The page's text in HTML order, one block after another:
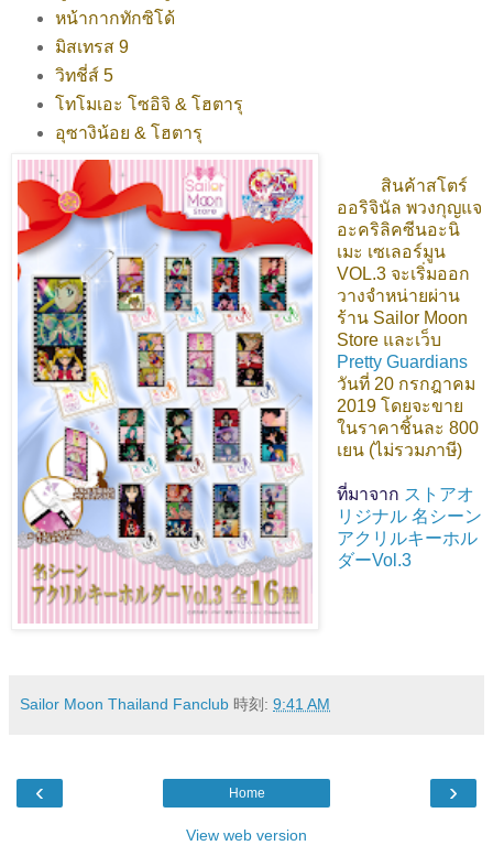
หน้ากากทักซิโด้
มิสเทรส 9
วิทชี่ส์ 5
โทโมเอะ โซอิจิ & โฮตารุ
อุซางิน้อย & โฮตารุ
สินค้าสโตร์
ออริจินัล พวงกุญแจ
อะคริลิคซีนอะนิ
เมะ เซเลอร์มูน
VOL.3 จะเริ่มออก
วางจำหน่ายผ่าน
ร้าน Sailor Moon
Store และเว็บ
Pretty Guardians
วันที่ 20 กรกฎาคม
2019 โดยจะขาย
ในราคาชิ้นละ 800
เยน (ไม่รวมภาษี)
ที่มาจาก ストアオ
リジナル 名シーン
アクリルキーホル
ダーVol.3
Sailor Moon Thailand Fanclub 時刻: 9:41 AM
‹ ›
Home
View web version